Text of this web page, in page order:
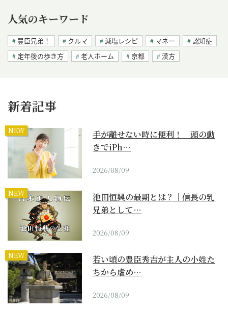
人気のキーワード
豊臣兄弟！ クルマ 減塩レシピ マネー
認知症
定年後の歩き方
老人ホーム 京都 漢方
新着記事
NEW
手が離せない時に便利！ 頭の動
きでiPh…
2026/08/09
NEW
池田恒興の最期とは？｜信長の乳
兄弟として…
2026/08/09
NEW
若い頃の豊臣秀吉が主人の小姓た
ちから虐め…
2026/08/09